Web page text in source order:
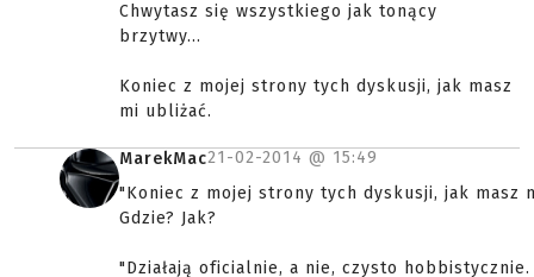
Chwytasz się wszystkiego jak tonący
brzytwy...
Koniec z mojej strony tych dyskusji, jak masz
mi ubliżać.
MarekMac21-02-2014 @ 15:49
"Koniec z mojej strony tych dyskusji, jak masz
Gdzie? Jak?
"Działają oficialnie, a nie, czysto